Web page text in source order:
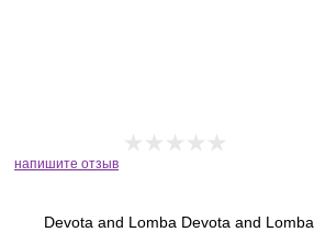
напишите отзыв
Devota and Lomba Devota and Lomba